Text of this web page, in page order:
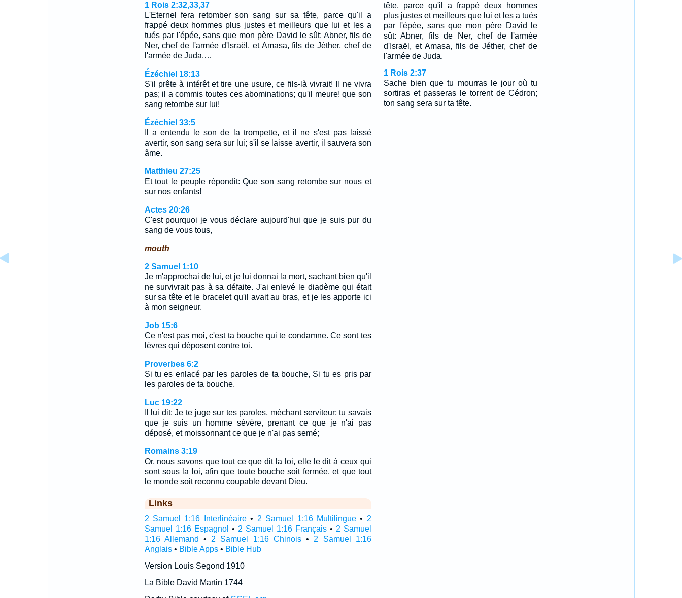
1 Rois 2:32,33,37
L'Eternel fera retomber son sang sur sa tête, parce qu'il a
frappé deux hommes plus justes et meilleurs que lui et les a
tués par l'épée, sans que mon père David le sût: Abner, fils de
Ner, chef de l'armée d'Israël, et Amasa, fils de Jéther, chef de
l'armée de Juda.…
Ézéchiel 18:13
S'il prête à intérêt et tire une usure, ce fils-là vivrait! Il ne vivra
pas; il a commis toutes ces abominations; qu'il meure! que son
sang retombe sur lui!
Ézéchiel 33:5
Il a entendu le son de la trompette, et il ne s'est pas laissé
avertir, son sang sera sur lui; s'il se laisse avertir, il sauvera son
âme.
Matthieu 27:25
Et tout le peuple répondit: Que son sang retombe sur nous et
sur nos enfants!
Actes 20:26
C'est pourquoi je vous déclare aujourd'hui que je suis pur du
sang de vous tous,
mouth
2 Samuel 1:10
Je m'approchai de lui, et je lui donnai la mort, sachant bien qu'il
ne survivrait pas à sa défaite. J'ai enlevé le diadème qui était
sur sa tête et le bracelet qu'il avait au bras, et je les apporte ici
à mon seigneur.
Job 15:6
Ce n'est pas moi, c'est ta bouche qui te condamne. Ce sont tes
lèvres qui déposent contre toi.
Proverbes 6:2
Si tu es enlacé par les paroles de ta bouche, Si tu es pris par
les paroles de ta bouche,
Luc 19:22
Il lui dit: Je te juge sur tes paroles, méchant serviteur; tu savais
que je suis un homme sévère, prenant ce que je n'ai pas
déposé, et moissonnant ce que je n'ai pas semé;
Romains 3:19
Or, nous savons que tout ce que dit la loi, elle le dit à ceux qui
sont sous la loi, afin que toute bouche soit fermée, et que tout
le monde soit reconnu coupable devant Dieu.
Links
2 Samuel 1:16 Interlinéaire• 2 Samuel 1:16 Multilingue • 2
Samuel 1:16 Espagnol • 2 Samuel 1:16 Français• 2 Samuel
1:16 Allemand
• 2 Samuel 1:16 Chinois• 2 Samuel 1:16
Anglais• Bible Apps• Bible Hub
Version Louis Segond 1910
La Bible David Martin 1744
tête, parce qu'il a frappé deux hommes
plus justes et meilleurs que lui et les a tués
par l'épée, sans que mon père David le
sût: Abner, fils de Ner, chef de l'armée
d'Israël, et Amasa, fils de Jéther, chef de
l'armée de Juda.
1 Rois 2:37
Sache bien que tu mourras le jour où tu
sortiras et passeras le torrent de Cédron;
ton sang sera sur ta tête.